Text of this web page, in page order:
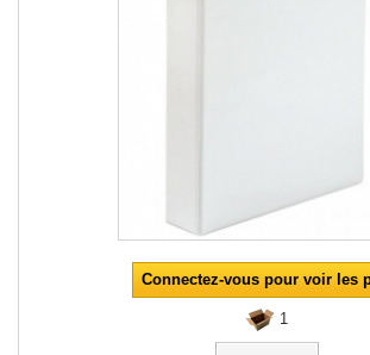
Connectez-vous pour voir les
1